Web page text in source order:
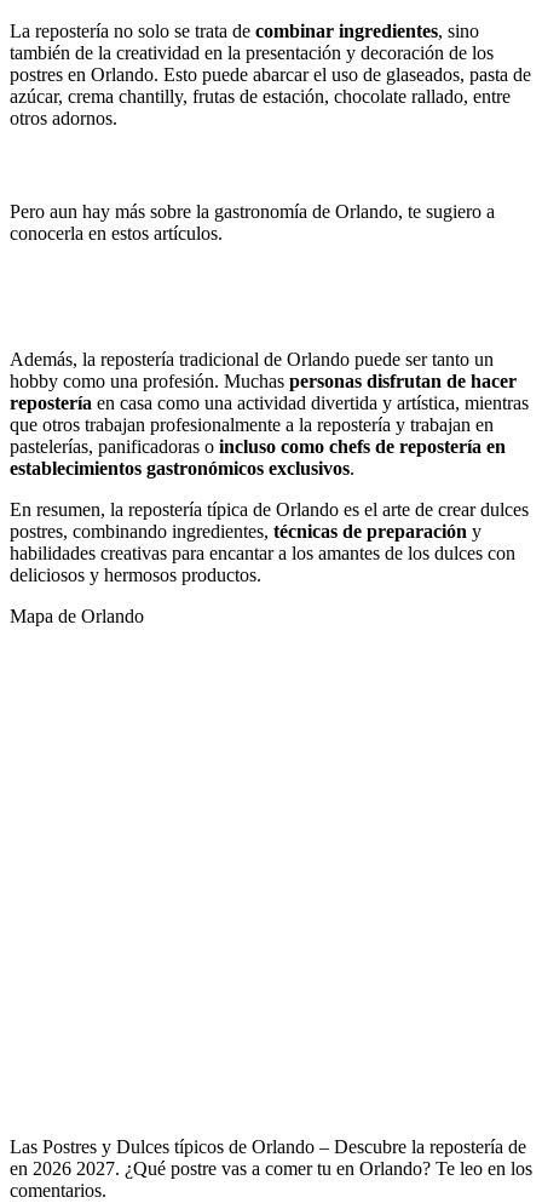
La repostería no solo se trata de combinar ingredientes, sino
también de la creatividad en la presentación y decoración de los
postres en Orlando. Esto puede abarcar el uso de glaseados, pasta de
azúcar, crema chantilly, frutas de estación, chocolate rallado, entre
otros adornos.
Pero aun hay más sobre la gastronomía de Orlando, te sugiero a
conocerla en estos artículos.
Además, la repostería tradicional de Orlando puede ser tanto un
hobby como una profesión. Muchas personas disfrutan de hacer
repostería en casa como una actividad divertida y artística, mientras
que otros trabajan profesionalmente a la repostería y trabajan en
pastelerías, panificadoras o incluso como chefs de repostería en
establecimientos gastronómicos exclusivos.
En resumen, la repostería típica de Orlando es el arte de crear dulces
postres, combinando ingredientes, técnicas de preparación y
habilidades creativas para encantar a los amantes de los dulces con
deliciosos y hermosos productos.
Mapa de Orlando
Las Postres y Dulces típicos de Orlando – Descubre la repostería de
en 2026 2027. ¿Qué postre vas a comer tu en Orlando? Te leo en los
comentarios.